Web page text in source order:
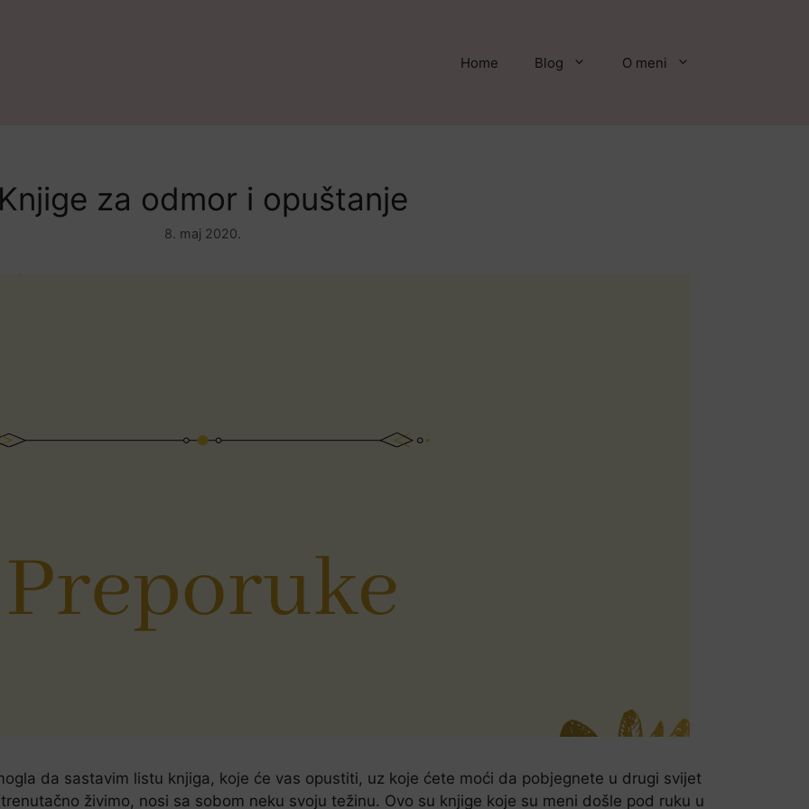
Home Blog O meni
Knjige za odmor i opuštanje
8. maj 2020.
da sastavim listu knjiga, koje će vas opustiti, uz koje ćete moći da pobjegnete u drugi svijet
živimo, nosi sa sobom neku svoju težinu. Ovo su knjige koje su meni došle pod ruku u